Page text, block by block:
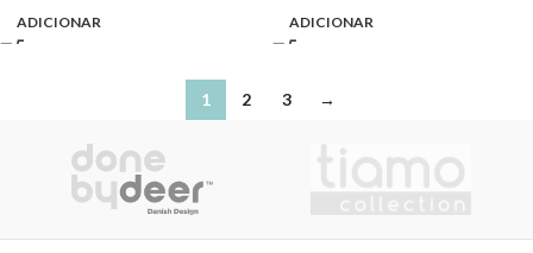
ADICIONAR ADICIONAR
1 2 3 →